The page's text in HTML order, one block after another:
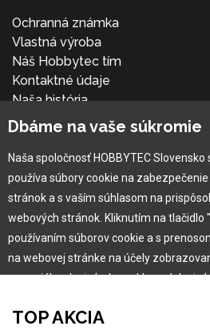
Ochranná známka
Vlastná výroba
Náš Hobbytec tím
Kontaktné údaje
Naša história
Kariéra
Pre zákazníka
Garancia najlepšej ceny
Užívateľský manuál
Obchodné podmienky
Zákazník & partner
Novinky
TOP AKCIA
Dbáme na vaše súkromie
Naša spoločnosť HOBBYTEC Slovensko
používa súbory cookie na
stránok a s vaším súhlasom na
webových stránok. Kliknutím na tlačidlo
používaním súborov cookie a s
na webovej stránke na účely
na sociálnych sieťach a reklamných